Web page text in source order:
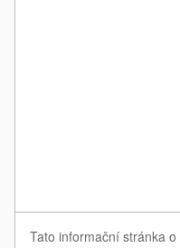
Tato informační stránka o